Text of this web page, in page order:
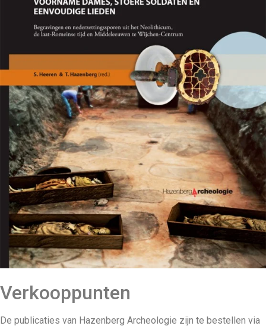
Verkooppunten
De publicaties van Hazenberg Archeologie zijn te bestellen via